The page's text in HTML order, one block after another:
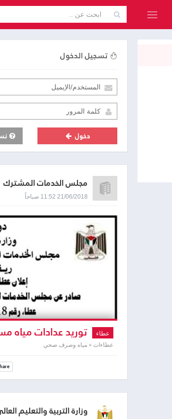
تسجيل الدخول
دخول
مجلس الخدمات المشترك
21/06/2018 11:52 صباحاً
عطاء توريد عدادات مياه
عطاءات » مياه وصرف صحي
وزارة التربية والتعليم